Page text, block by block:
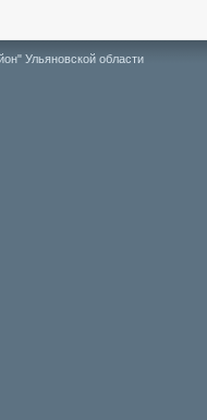
Ульяновской области